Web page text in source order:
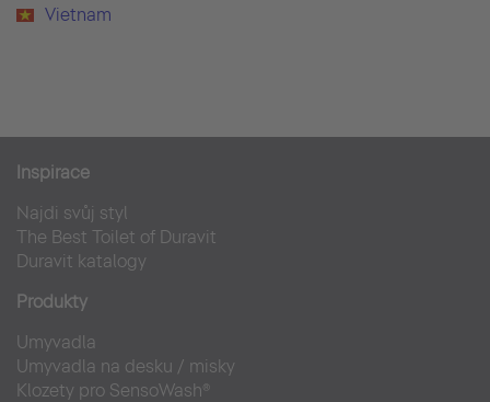
Vietnam
Inspirace
Najdi svůj styl
The Best Toilet of Duravit
Duravit katalogy
Produkty
Umyvadla
Umyvadla na desku / misky
Klozety pro SensoWash®